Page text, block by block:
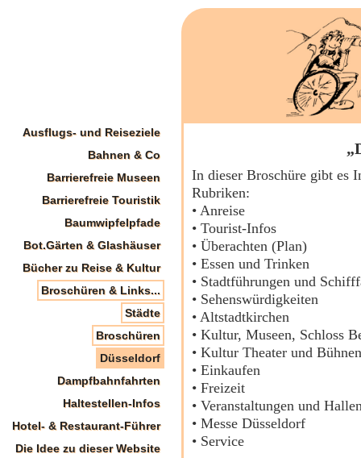
Ausflugs- und Reiseziele
Bahnen & Co
Barrierefreie Museen
Barrierefreie Touristik
Baumwipfelpfade
Bot.Gärten & Glashäuser
Bücher zu Reise & Kultur
Broschüren & Links...
Städte
Broschüren
Düsseldorf
Dampfbahnfahrten
Haltestellen-Infos
Hotel- & Restaurant-Führer
Die Idee zu dieser Website
In dieser Broschüre gibt es
Rubriken:
• Anreise
• Tourist-Infos
• Überachten (Plan)
• Essen und Trinken
• Stadtführungen und
• Sehenswürdigkeiten
• Altstadtkirchen
• Kultur, Museen, Schloss
• Kultur Theater und Bühnen
• Einkaufen
• Freizeit
• Veranstaltungen und
• Messe Düsseldorf
• Service